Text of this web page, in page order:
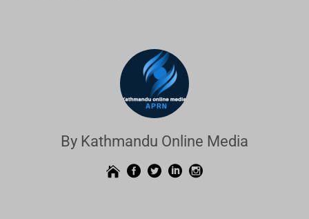
By Kathmandu Online Media